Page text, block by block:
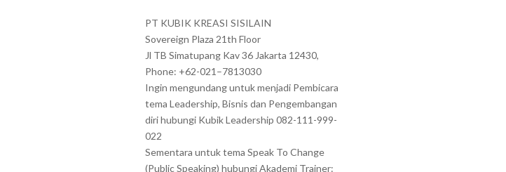
PT KUBIK KREASI SISILAIN
Sovereign Plaza 21th Floor
Jl TB Simatupang Kav 36 Jakarta 12430,
Phone: +62-021–7813030
Ingin mengundang untuk menjadi Pembicara
tema Leadership, Bisnis dan Pengembangan
diri hubungi Kubik Leadership 082-111-999-
022
Sementara untuk tema Speak To Change
(Public Speaking) hubungi Akademi Trainer: